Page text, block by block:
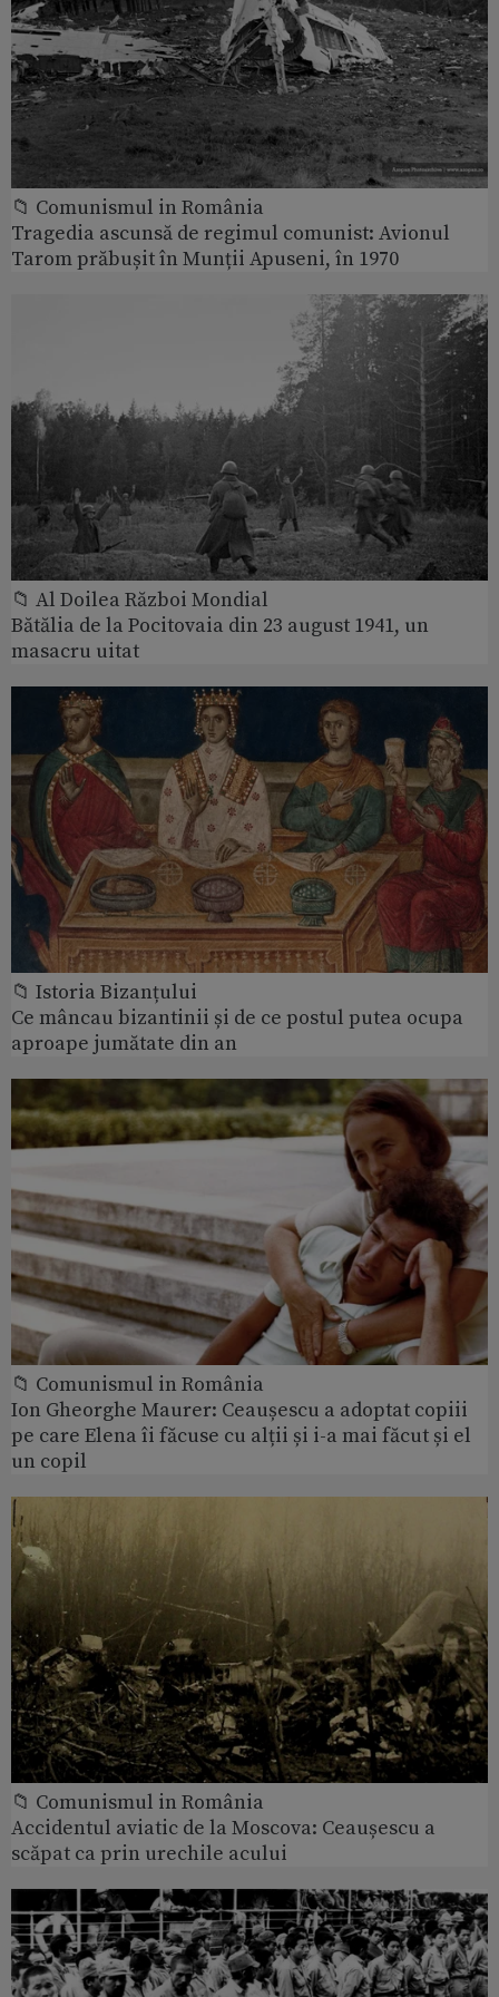
📁 Comunismul in România
Tragedia ascunsă de regimul comunist: Avionul
Tarom prăbușit în Munții Apuseni, în 1970
📁 Al Doilea Război Mondial
Bătălia de la Pocitovaia din 23 august 1941, un
masacru uitat
📁 Istoria Bizanțului
Ce mâncau bizantinii și de ce postul putea ocupa
aproape jumătate din an
📁 Comunismul in România
Ion Gheorghe Maurer: Ceaușescu a adoptat copiii
pe care Elena îi făcuse cu alții și i-a mai făcut și el
un copil
📁 Comunismul in România
Accidentul aviatic de la Moscova: Ceaușescu a
scăpat ca prin urechile acului